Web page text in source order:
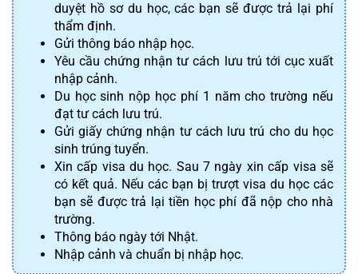
duyệt hồ sơ du học, các bạn sẽ được trả lại phí
thẩm định.
Gửi thông báo nhập học.
Yêu cầu chứng nhận tư cách lưu trú tới cục xuất
nhập cảnh.
Du học sinh nộp học phí 1 năm cho trường nếu
đạt tư cách lưu trú.
Gửi giấy chứng nhận tư cách lưu trú cho du học
sinh trúng tuyển.
Xin cấp visa du học. Sau 7 ngày xin cấp visa sẽ
có kết quả. Nếu các bạn bị trượt visa du học các
bạn sẽ được trả lại tiền học phí đã nộp cho nhà
trường.
Thông báo ngày tới Nhật.
Nhập cảnh và chuẩn bị nhập học.